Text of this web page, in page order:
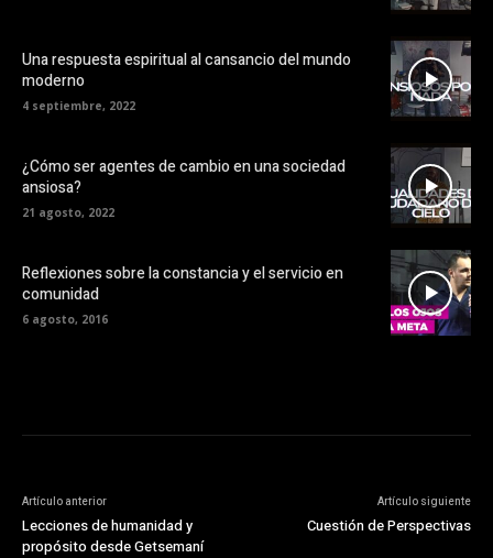
Una respuesta espiritual al cansancio del mundo
moderno
4 septiembre, 2022
¿Cómo ser agentes de cambio en una sociedad
ansiosa?
21 agosto, 2022
Reflexiones sobre la constancia y el servicio en
comunidad
6 agosto, 2016
Artículo anterior
Lecciones de humanidad y
propósito desde Getsemaní
Artículo siguiente
Cuestión de Perspectivas